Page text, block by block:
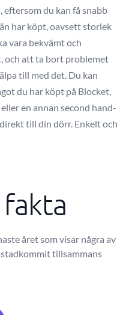
eftersom du kan få snabb
har köpt, oavsett storlek
vara bekvämt och
att ta bort problemet
till med det. Du kan
du har köpt på Blocket,
en annan second hand-
till din dörr. Enkelt och
fakta
året som visar några av
tillsammans